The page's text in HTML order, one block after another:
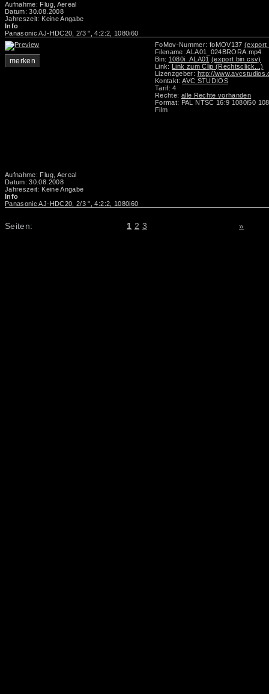
Aufnahme: Flug, Aereal
Datum: 30.08.2008
Jahreszeit: Keine Angabe
Info
Panasonic AJ-HDC20, 2/3 ", 4:2:2, 1080i60
merken
FoMov-Nummer: foMOV137(export
Filename: ALA01_024BRORA.mp4
Bin: 1080i_ALA01 (export bin csv)
Link: Link zum Clip (Rechtsclick...)
Lizenzgeber: http://
Kontakt:AVC STUDIOS
Tarif: 4
Rechte: alle Rechte vorhanden
Format: PAL NTSC 16:9 1080i50
Film
Aufnahme: Flug, Aereal
Datum: 30.08.2008
Jahreszeit: Keine Angabe
Info
Panasonic AJ-HDC20, 2/3 ", 4:2:2, 1080i60
Seiten: 1 2 3 »